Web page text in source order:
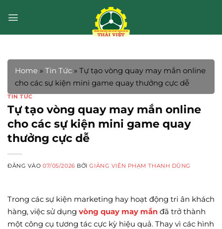
qua
Home » Tin Tức » Tự tạo vòng quay may mắn online
cho các sự kiện mini game quay thưởng cực dễ
TIN TỨC
Tự tạo vòng quay may mắn online
cho các sự kiện mini game quay
thưởng cực dễ
ĐĂNG VÀO07/05/2026 BỞIGIẢNG VIÊN PHẠM THANH DŨNG
Trong các sự kiện marketing hay hoạt động tri ân khách
hàng, việc sử dụng vòng quay may mắn đã trở thành
một công cụ tương tác cực kỳ hiệu quả. Thay vì các hình